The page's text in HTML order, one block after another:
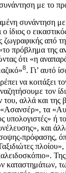
με το
συνάντηση
ο ίδιος ο
ζωγραφικής από
πρόβλημα της
ότι «η
8. Γι’ αυτό
να κοιτάξει
τον
αλλά και της
τα
υπολογιστές» ή
και
πρόφασης,
καταστημάτων,